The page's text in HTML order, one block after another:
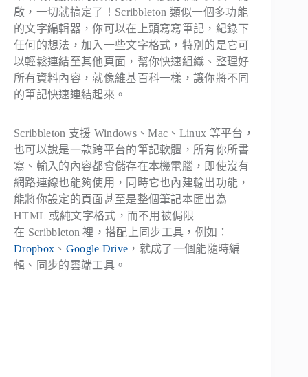
啟，一切就搞定了！Scribbleton 類似一個多功能
的文字編輯器，你可以在上頭寫寫筆記，紀錄下
任何的想法，加入一些文字格式，特別的是它可
以輕鬆連結至其他頁面，幫你快速組織、整理好
所有資料內容，就像維基百科一樣，讓你將不同
的筆記快速連結起來。
Scribbleton 支援 Windows、Mac、Linux 等平台，
也可以說是一款跨平台的筆記軟體，所有你所書
寫、輸入的內容都會儲存在本機電腦，即使沒有
網路連線也能夠使用，同時它也內建輸出功能，
能將你設定的頁面甚至是整個筆記本匯出為
HTML 或純文字格式，而不用被侷限
在 Scribbleton 裡，搭配上同步工具，例如：
Dropbox 、 Google Drive ，就成了一個能隨時編
輯、同步的雲端工具。